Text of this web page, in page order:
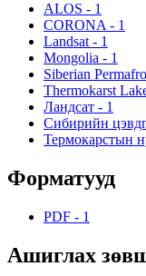
ALOS - 1
CORONA - 1
Landsat - 1
Mongolia - 1
Siberian
Thermokarst
Ландсат - 1
Сибирийн
Термокарстын
Форматууд
PDF - 1
Ашиглах